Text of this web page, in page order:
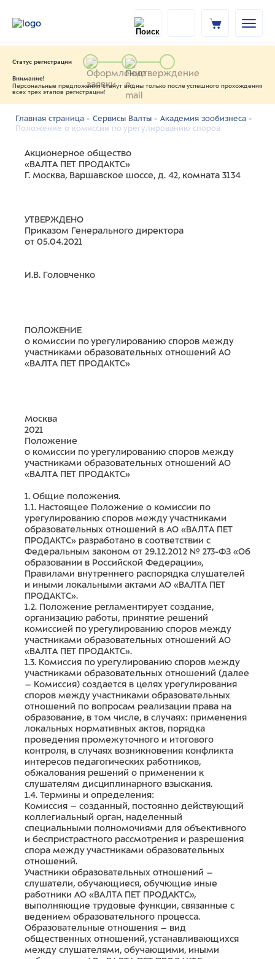
Статус регистрации
Внимание!
Персональные предложения станут видны только после успешного прохождения
всех трех этапов регистрации!
Главная страница - Сервисы Валты - Академия зообизнеса -
Положение о комиссии по урегулированию споров
Акционерное общество
«ВАЛТА ПЕТ ПРОДАКТС»
Г. Москва, Варшавское шоссе, д. 42, комната 3134
УТВЕРЖДЕНО
Приказом Генерального директора
от 05.04.2021
И.В. Головченко
ПОЛОЖЕНИЕ
о комиссии по урегулированию споров между
участниками образовательных отношений АО
«ВАЛТА ПЕТ ПРОДАКТС»
Москва
2021
Положение
о комиссии по урегулированию споров между
участниками образовательных отношений АО
«ВАЛТА ПЕТ ПРОДАКТС»
1. Общие положения.
1.1. Настоящее Положение о комиссии по
урегулированию споров между участниками
образовательных отношений в АО «ВАЛТА ПЕТ
ПРОДАКТС» разработано в соответствии с
Федеральным законом от 29.12.2012 № 273-ФЗ «Об
образовании в Российской Федерации»,
Правилами внутреннего распорядка слушателей
и иными локальными актами АО «ВАЛТА ПЕТ
ПРОДАКТС».
1.2. Положение регламентирует создание,
организацию работы, принятие решений
комиссией по урегулированию споров между
участниками образовательных отношений АО
«ВАЛТА ПЕТ ПРОДАКТС».
1.3. Комиссия по урегулированию споров между
участниками образовательных отношений (далее
– Комиссия) создается в целях урегулирования
споров между участниками образовательных
отношений по вопросам реализации права на
образование, в том числе, в случаях: применения
локальных нормативных актов, порядка
проведения промежуточного и итогового
контроля, в случаях возникновения конфликта
интересов педагогических работников,
обжалования решений о применении к
слушателям дисциплинарного взыскания.
1.4. Термины и определения:
Комиссия – созданный, постоянно действующий
коллегиальный орган, наделенный
специальными полномочиями для объективного
и беспристрастного рассмотрения и разрешения
спора между участниками образовательных
отношений.
Участники образовательных отношений –
слушатели, обучающиеся, обучющие иные
работники АО «ВАЛТА ПЕТ ПРОДАКТС»,
выполняющие трудовые функции, связанные с
ведением образовательного процесса.
Образовательные отношения – вид
общественных отношений, устанавливающихся
между слушателями, обучающими, иными